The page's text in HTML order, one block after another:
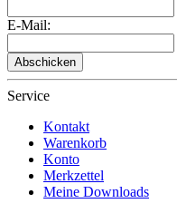
E-Mail:
Abschicken
Service
Kontakt
Warenkorb
Konto
Merkzettel
Meine Downloads